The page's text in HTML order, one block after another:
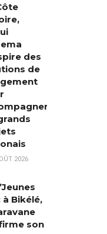
des
de
2026
à Bikélé,
son